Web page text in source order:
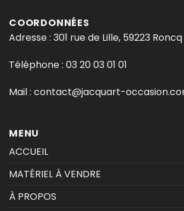
COORDONNÉES
Adresse : 301 rue de Lille, 59223 Roncq
Téléphone : 03 20 03 01 01
Mail : contact@jacquart-
MENU
ACCUEIL
MATÉRIEL À VENDRE
À PROPOS